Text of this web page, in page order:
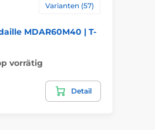
Varianten (57)
MDAR60M40 | T-
vorrätig
Detail